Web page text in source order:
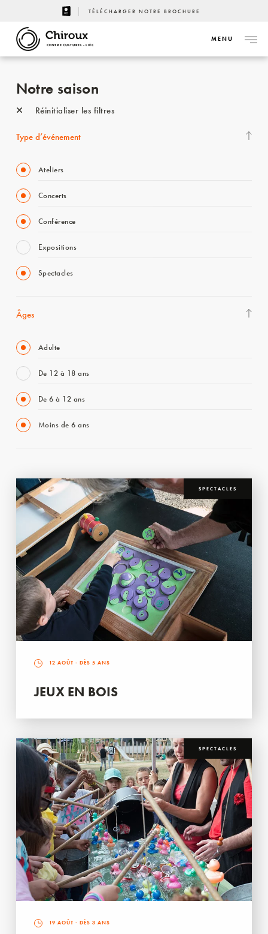
TÉLÉCHARGER NOTRE BROCHURE
CENTRE CULTUREL - LIÈGE
MENU
Notre saison
Réinitialiser les filtres
Type d’événement
Ateliers
Concerts
Conférence
Expositions
Spectacles
Âges
Adulte
De 12 à 18 ans
De 6 à 12 ans
Moins de 6 ans
SPECTACLES
12 AOÛT - DÈS 5 ANS
JEUX EN BOIS
SPECTACLES
19 AOÛT - DÈS 3 ANS